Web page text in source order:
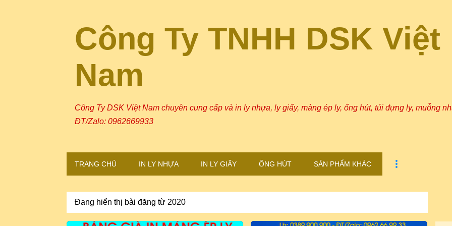
Công Ty TNHH DSK Việt
Nam
Công Ty DSK Việt Nam chuyên cung cấp và in ly nhựa, ly giấy, màng ép ly, ống hút, túi đựng ly, muỗng
ĐT/Zalo: 0962669933
TRANG CHỦ IN LY NHỰA IN LY GIẤY ỐNG HÚT SẢN PHẨM KHÁC
Đang hiển thị bài đăng từ 2020